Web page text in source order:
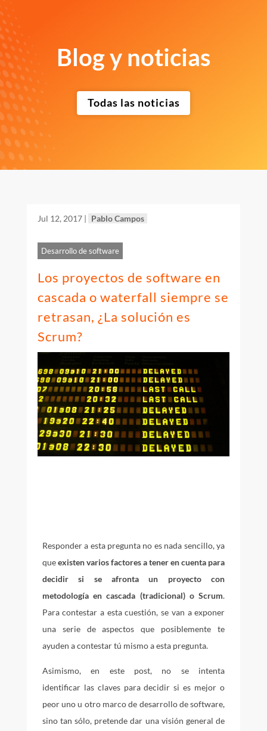
Blog y noticias
Todas las noticias
Jul 12, 2017| Pablo Campos
Desarrollo de software
Los proyectos de software en
cascada o waterfall siempre se
retrasan, ¿La solución es
Scrum?
Responder a esta pregunta no es nada sencillo, ya
queexisten varios factores a tener en cuenta para
decidir si se afronta un proyecto con
metodología en cascada (tradicional) o Scrum.
Para contestar a esta cuestión, se van a exponer
una serie de aspectos que posiblemente te
ayuden a contestar tú mismo a esta pregunta.
Asimismo, en este post, no se intenta
identificar las claves para decidir si es mejor o
peor uno u otro marco de desarrollo de software,
sino tan sólo, pretende dar una visión general de